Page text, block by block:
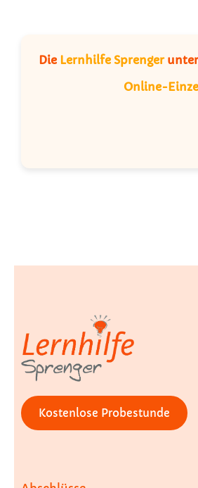
Die Lernhilfe Sprenger
Online-
Kostenlose Probestunde